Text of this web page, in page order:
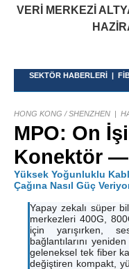
VERİ MERKEZİ
SEKTÖR HABERLERİ |
HONG KONG / SHENZHEN |
MPO: On
Konektör —
Yüksek Yoğunluklu
Çağına Nasıl Güç
Yapay zekalı süper
merkezleri 400G,
için yarışırken,
bağlantılarını
geleneksel tek fiber
değiştiren kompakt,